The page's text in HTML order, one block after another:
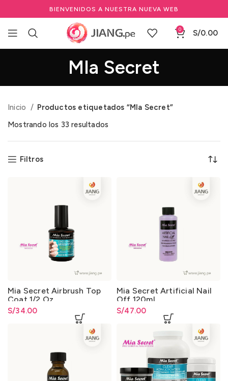
BIENVENIDOS A NUESTRA NUEVA WEB
0 S/0.00
MIa Secret
Inicio
Productos etiquetados “MIa Secret”
Mostrando los 33 resultados
Filtros
Mia Secret Airbrush Top
Coat 1/2 Oz
S/34.00
Mia Secret Artificial Nail
Off 120ml
S/47.00